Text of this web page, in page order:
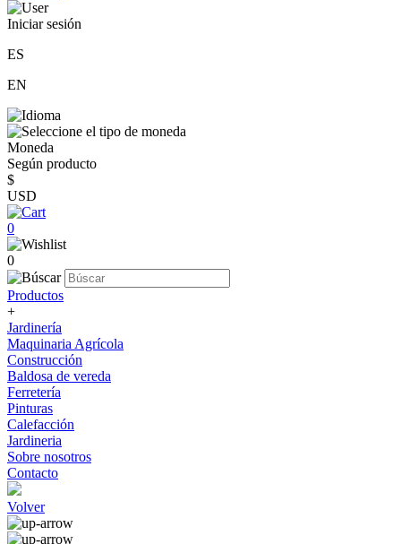
Iniciar sesión
ES
EN
Moneda
Según producto
$
USD
0
0
Productos
+
Jardinería
Maquinaria Agrícola
Construcción
Baldosa de vereda
Ferretería
Pinturas
Calefacción
Jardineria
Sobre nosotros
Contacto
Volver